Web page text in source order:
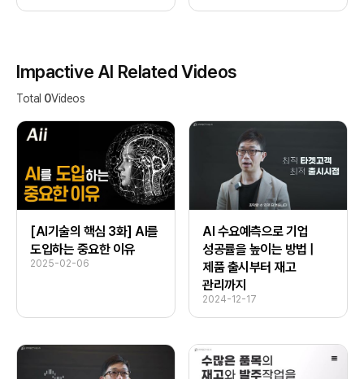
Impactive AI Related Videos
Total 0Videos
[AI기술의 핵심 3화] AI를
도입하는 중요한 이유
2025-02-06
AI 수요예측으로 기업
성공률을 높이는 방법 |
제품 출시부터 재고
관리까지
2024-12-17